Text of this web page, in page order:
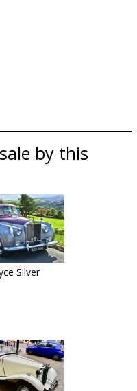
by this
Silver